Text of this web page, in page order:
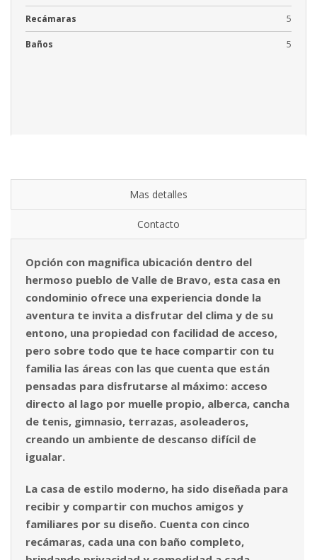
Recámaras 5
Baños 5
Mas detalles
Contacto
Opción con magnifica ubicación dentro del
hermoso pueblo de Valle de Bravo, esta casa en
condominio ofrece una experiencia donde la
aventura te invita a disfrutar del clima y de su
entono, una propiedad con facilidad de acceso,
pero sobre todo que te hace compartir con tu
familia las áreas con las que cuenta que están
pensadas para disfrutarse al máximo: acceso
directo al lago por muelle propio, alberca, cancha
de tenis, gimnasio, terrazas, asoleaderos,
creando un ambiente de descanso difícil de
igualar.
La casa de estilo moderno, ha sido diseñada para
recibir y compartir con muchos amigos y
familiares por su diseño. Cuenta con cinco
recámaras, cada una con baño completo,